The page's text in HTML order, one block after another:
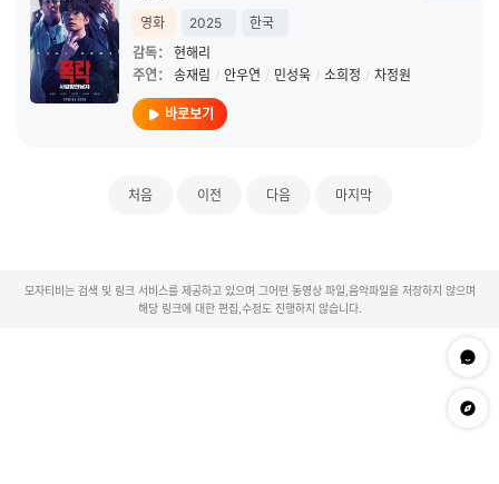
영화 2025
한국
감독：
현해리
주연：
송재림 / 안우연 / 민성욱 / 소희정 / 차정원
바로보기
처음 이전 다음 마지막
모자티비는 검색 및 링크 서비스를 제공하고 있으며 그어떤 동영상 파일,음악파일을 저장하지 않으며
해당 링크에 대한 편집,수정도 진행하지 않습니다.
문의하
app